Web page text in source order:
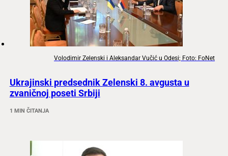
Volodimir Zelenski i Aleksandar Vučić u Odesi; Foto: FoNet
Ukrajinski predsednik Zelenski 8. avgusta u
zvaničnoj poseti Srbiji
1 MIN ČITANJA